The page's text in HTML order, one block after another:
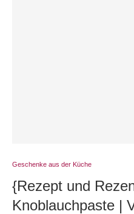
Geschenke aus der Küche
{Rezept und
Knoblauchpaste |